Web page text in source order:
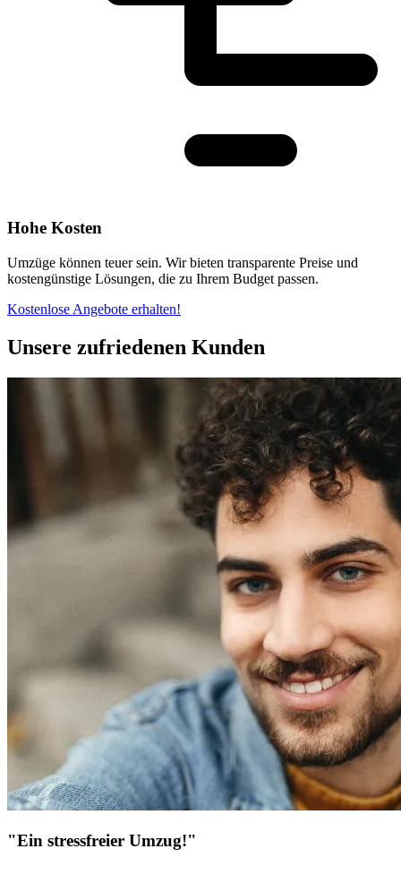
Hohe Kosten
Umzüge können teuer sein. Wir bieten transparente Preise und
kostengünstige Lösungen, die zu Ihrem Budget passen.
Kostenlose Angebote erhalten!
Unsere zufriedenen Kunden
"Ein stressfreier Umzug!"